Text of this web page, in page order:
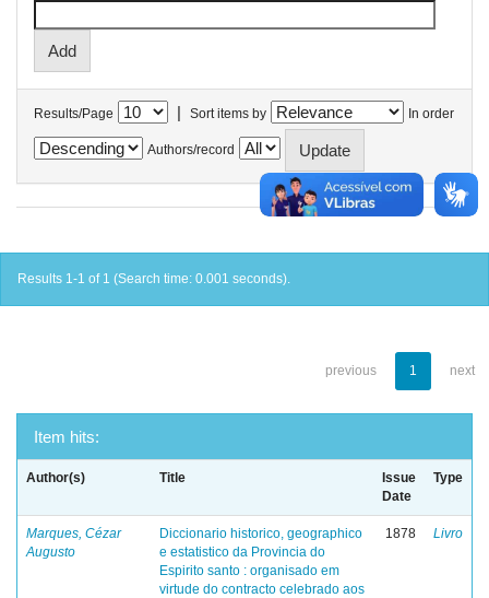
Results/Page | Sort items by In order
Authors/record
Results 1-1 of 1 (Search time: 0.001 seconds).
previous 1 next
Item hits:
Author(s) Title
Issue
Date
Type
Marques, Cézar
Augusto
Diccionario historico, geographico
e estatistico da Provincia do
Espirito santo : organisado em
virtude do contracto celebrado aos
1878 Livro